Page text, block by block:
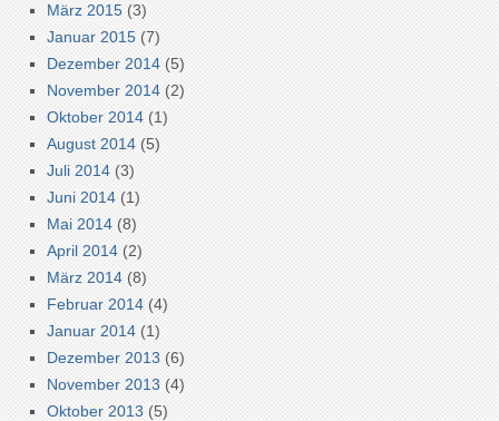
März 2015 (3)
Januar 2015 (7)
Dezember 2014 (5)
November 2014 (2)
Oktober 2014 (1)
August 2014 (5)
Juli 2014 (3)
Juni 2014 (1)
Mai 2014 (8)
April 2014 (2)
März 2014 (8)
Februar 2014 (4)
Januar 2014 (1)
Dezember 2013 (6)
November 2013 (4)
Oktober 2013 (5)